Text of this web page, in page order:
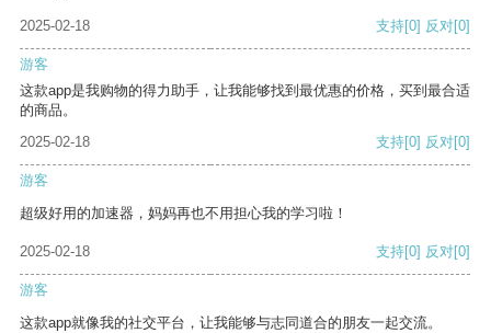
2025-02-18 支持[0] 反对[0]
游客
这款app是我购物的得力助手，让我能够找到最优惠的价格，买到最合适
的商品。
2025-02-18
支持[0] 反对[0]
游客
超级好用的加速器，妈妈再也不用担心我的学习啦！
2025-02-18 支持[0] 反对[0]
游客
这款app就像我的社交平台，让我能够与志同道合的朋友一起交流。